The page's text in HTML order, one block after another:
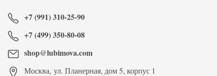
+7 (991) 310-25-90
+7 (499) 350-80-08
shop@lubimova.com
Москва, ул. Планерная, дом 5, корпус 1